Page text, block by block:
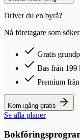
Driver du en byrå?
Nå företagare som
Gratis
Bas från 199
Premium
Kom igång gratis
Se alla planer